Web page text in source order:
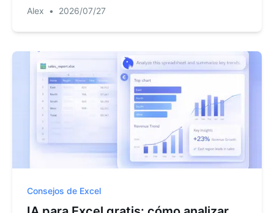
Alex • 2026/07/27
Consejos de Excel